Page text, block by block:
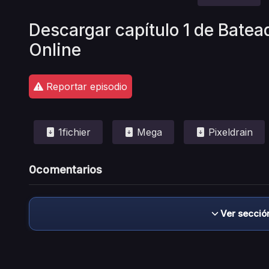
Descargar capítulo 1 de
Online
Reportar episodio
1fichier Mega Pixeldrain
0comentarios
Ver